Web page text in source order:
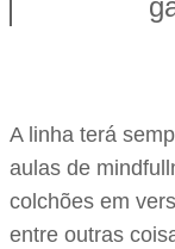
A linha terá
aulas de
colchões em
entre outras